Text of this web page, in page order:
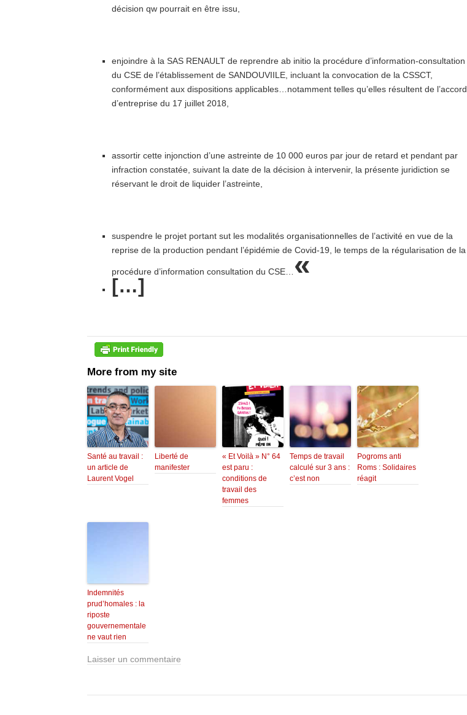
décision qw pourrait en être issu,
enjoindre à la SAS RENAULT de reprendre ab initio la procédure d’information-consultation
du CSE de l’établissement de SANDOUVIILE, incluant la convocation de la CSSCT,
conformément aux dispositions applicables…notamment telles qu’elles résultent de l’accord
d’entreprise du 17 juillet 2018,
assortir cette injonction d’une astreinte de 10 000 euros par jour de retard et pendant par
infraction constatée, suivant la date de la décision à intervenir, la présente juridiction se
réservant le droit de liquider l’astreinte,
suspendre le projet portant sut les modalités organisationnelles de l’activité en vue de la
reprise de la production pendant l’épidémie de Covid-19, le temps de la régularisation de la
procédure d’information consultation du CSE… «
[…]
More from my site
Santé au travail :
un article de
Laurent Vogel
Liberté de
manifester
« Et Voilà » N° 64
est paru :
conditions de
travail des
femmes
Temps de travail
calculé sur 3 ans :
c’est non
Pogroms anti
Roms : Solidaires
réagit
Indemnités
prud’homales : la
riposte
gouvernementale
ne vaut rien
Laisser un commentaire